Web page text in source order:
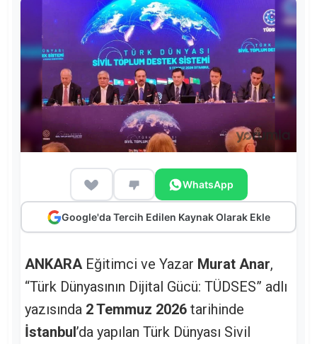
WhatsApp
Google'da Tercih Edilen Kaynak Olarak Ekle
ANKARAEğitimci ve Yazar Murat Anar,
“Türk Dünyasının Dijital Gücü: TÜDSES” adlı
yazısında 2 Temmuz 2026 tarihinde
İstanbul’da yapılan Türk Dünyası Sivil